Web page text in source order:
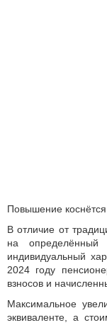
Повышение
В отличие от
на определённый
индивидуальный
2024 году
взносов и
Максимальное
эквиваленте, а